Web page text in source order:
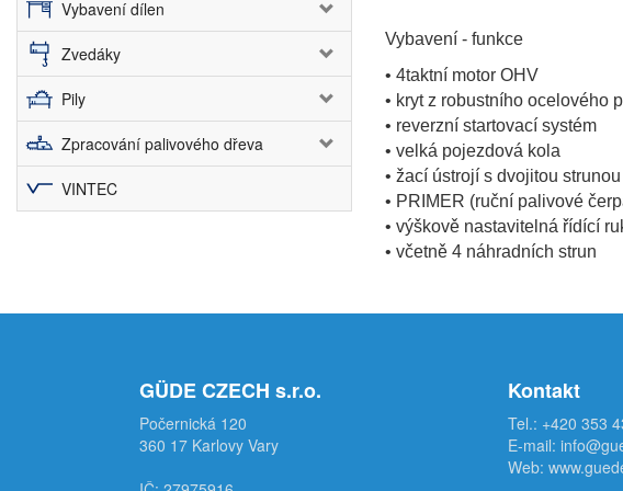
Vybavení dílen
Zvedáky
Pily
Zpracování palivového dřeva
VINTEC
Vybavení - funkce
• 4taktní motor OHV
• kryt z robustního ocelového
• reverzní startovací systém
• velká pojezdová kola
• žací ústrojí s dvojitou strunou
• PRIMER (ruční palivové
• výškově nastavitelná řídící
• včetně 4 náhradních strun
GÜDE CZECH s.r.o.
Počernická 120
360 17 Karlovy Vary
Kontakt
Tel.: +420 353
E-mail:
Web: